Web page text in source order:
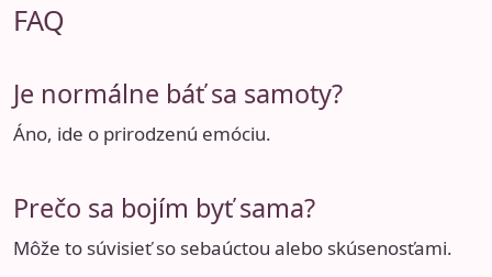
FAQ
Je normálne báť sa samoty?
Áno, ide o prirodzenú emóciu.
Prečo sa bojím byť sama?
Môže to súvisieť so sebaúctou alebo skúsenosťami.